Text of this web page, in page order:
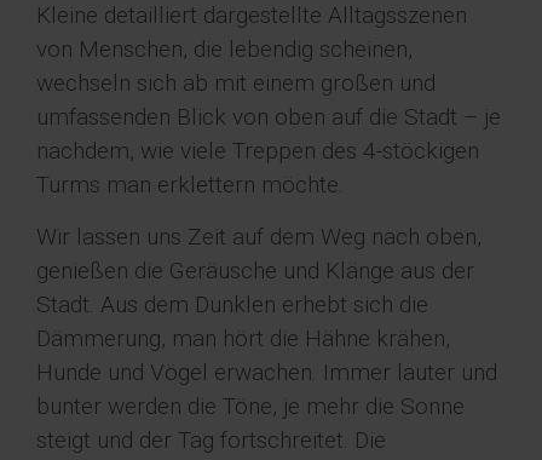
Kleine detailliert dargestellte Alltagsszenen
von Menschen, die lebendig scheinen,
wechseln sich ab mit einem großen und
umfassenden Blick von oben auf die Stadt – je
nachdem, wie viele Treppen des 4-stöckigen
Turms man erklettern möchte.
Wir lassen uns Zeit auf dem Weg nach oben,
genießen die Geräusche und Klänge aus der
Stadt. Aus dem Dunklen erhebt sich die
Dämmerung, man hört die Hähne krähen,
Hunde und Vögel erwachen. Immer lauter und
bunter werden die Töne, je mehr die Sonne
steigt und der Tag fortschreitet. Die